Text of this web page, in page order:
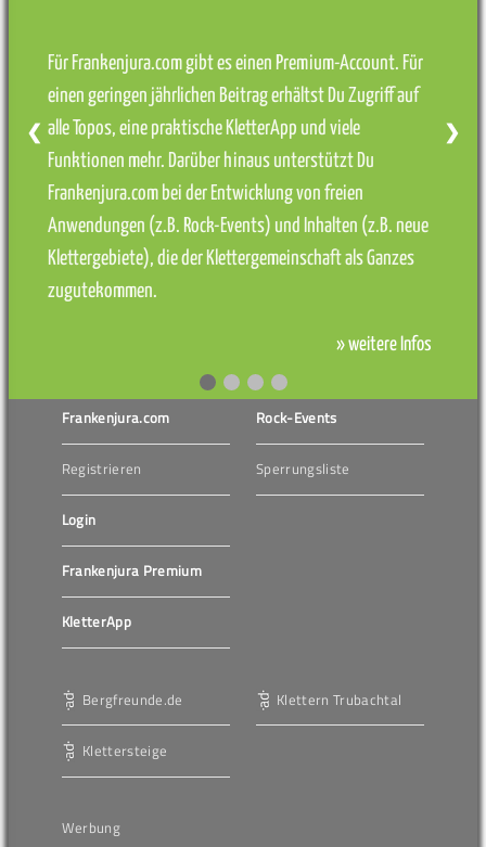
Für Frankenjura.com gibt es einen Premium-Account. Für
einen geringen jährlichen Beitrag erhältst Du Zugriff auf
alle Topos, eine praktische KletterApp und viele
Funktionen mehr. Darüber hinaus unterstützt Du
Frankenjura.com bei der Entwicklung von freien
Anwendungen (z.B. Rock-Events) und Inhalten (z.B. neue
Klettergebiete), die der Klettergemeinschaft als Ganzes
zugutekommen.
» weitere Infos
❮ ❯
Frankenjura.com
Registrieren
Login
Frankenjura Premium
KletterApp
Rock-Events
Sperrungsliste
Bergfreunde.de
Klettersteige
Klettern Trubachtal
Werbung